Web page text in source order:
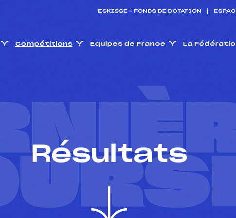
ESKISSE – FONDS DE DOTATION
Compétitions Equipes de France La
Résultats